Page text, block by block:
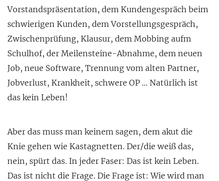
Vorstandspräsentation, dem Kundengespräch beim
schwierigen Kunden, dem Vorstellungsgespräch,
Zwischenprüfung, Klausur, dem Mobbing aufm
Schulhof, der Meilensteine-Abnahme, dem neuen
Job, neue Software, Trennung vom alten Partner,
Jobverlust, Krankheit, schwere OP … Natürlich ist
das kein Leben!
Aber das muss man keinem sagen, dem akut die
Knie gehen wie Kastagnetten. Der/die weiß das,
nein, spürt das. In jeder Faser: Das ist kein Leben.
Das ist nicht die Frage. Die Frage ist: Wie wird man